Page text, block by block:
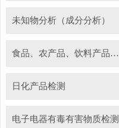
未知物分析（成分分析）
食品、农产品、饮料产品检测
日化产品检测
电子电器有毒有害物质检测